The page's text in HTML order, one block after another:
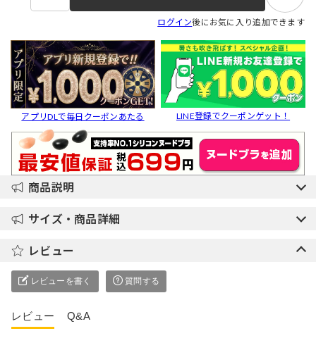
ログイン後にお気に入り追加できます
アプリDLで毎日クーポンあたる LINE登録でクーポンゲット！
商品説明
サイズ・商品詳細
レビュー
レビューを書く 質問する
レビュー Q&A